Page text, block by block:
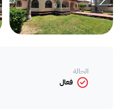
الحالة
فعال